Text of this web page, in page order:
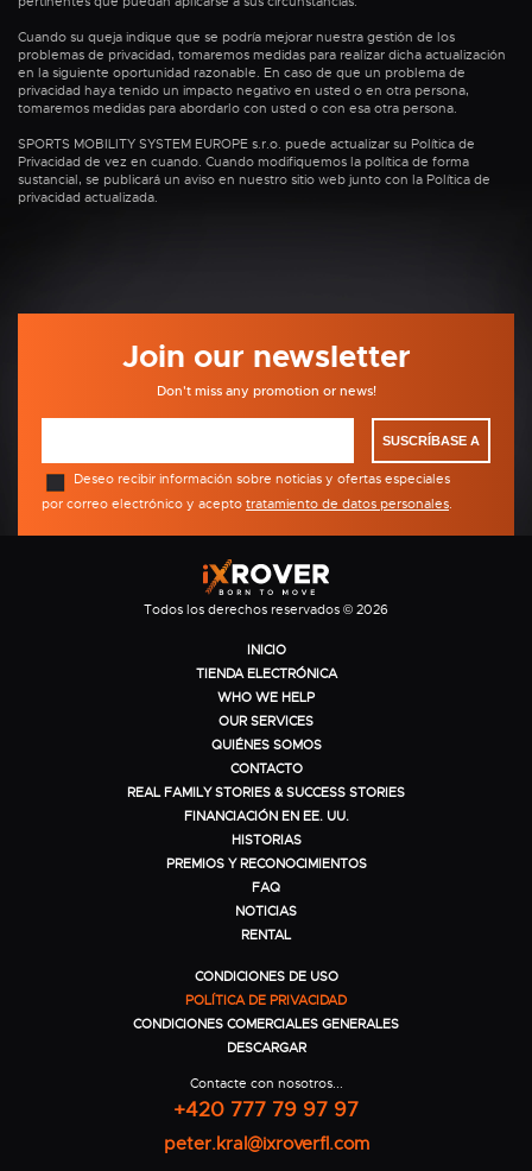
Cuando su queja indique que se podría mejorar nuestra gestión de los
problemas de privacidad, tomaremos medidas para realizar dicha actualización
en la siguiente oportunidad razonable. En caso de que un problema de
privacidad haya tenido un impacto negativo en usted o en otra persona,
tomaremos medidas para abordarlo con usted o con esa otra persona.
SPORTS MOBILITY SYSTEM EUROPE s.r.o. puede actualizar su Política de
Privacidad de vez en cuando. Cuando modifiquemos la política de forma
sustancial, se publicará un aviso en nuestro sitio web junto con la Política de
privacidad actualizada.
Join our newsletter
Don't miss any promotion or news!
SUSCRÍBASE A
Deseo recibir información sobre noticias y ofertas especiales
por correo electrónico y acepto tratamiento de datos personales.
Todos los derechos reservados © 2026
INICIO
TIENDA ELECTRÓNICA
WHO WE HELP
OUR SERVICES
QUIÉNES SOMOS
CONTACTO
REAL FAMILY STORIES & SUCCESS STORIES
FINANCIACIÓN EN EE. UU.
HISTORIAS
PREMIOS Y RECONOCIMIENTOS
FAQ
NOTICIAS
RENTAL
CONDICIONES DE USO
POLÍTICA DE PRIVACIDAD
CONDICIONES COMERCIALES GENERALES
DESCARGAR
Contacte con nosotros...
+420 777 79 97 97
peter.kral@ixroverfl.com